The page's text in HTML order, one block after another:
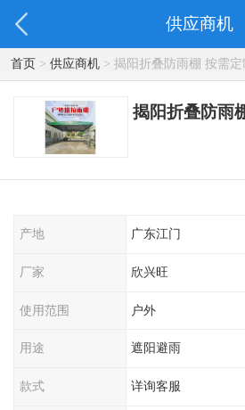
供应商机
首页> 供应商机> 揭阳折叠防雨棚 按需定
揭阳折叠防雨
产地 广东江门
厂家 欣兴旺
使用范围 户外
用途 遮阳避雨
款式 详询客服